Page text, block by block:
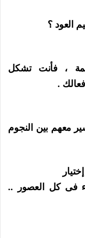
العود ؟
، فأنت تشكل
.
معهم بين النجوم
فى كل العصور ..